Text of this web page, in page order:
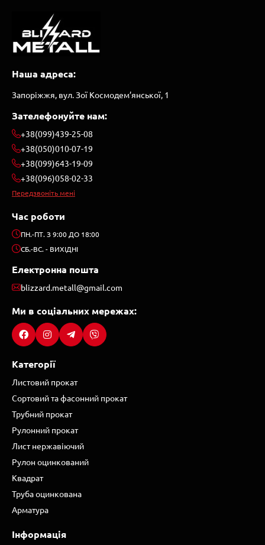
Наша адреса:
Запоріжжя, вул. Зої Космодем’янської, 1
Зателефонуйте нам:
+38(099)439-25-08
+38(050)010-07-19
+38(099)643-19-09
+38(096)058-02-33
Передзвоніть мені
Час роботи
ПН.-ПТ. З 9:00 ДО 18:00
СБ.-ВС. - ВИХІДНІ
Електронна пошта
blizzard.metall@gmail.com
Ми в соціальних мережах:
Категорії
Листовий прокат
Сортовий та фасонний прокат
Трубний прокат
Рулонний прокат
Лист нержавіючий
Рулон оцинкований
Квадрат
Труба оцинкована
Арматура
Інформація